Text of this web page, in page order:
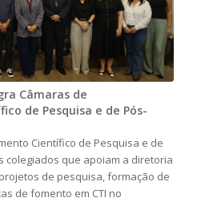
Câmaras de
de Pesquisa e de Pós-
Científico de Pesquisa e de
colegiados que apoiam a diretoria
de pesquisa, formação de
de fomento em CTI no